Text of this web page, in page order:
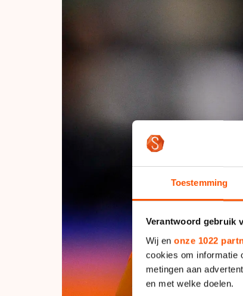
Toestemming
Verantwoord gebruik
Wij en onze 1022
cookies om informatie
metingen aan
en met welke doelen.